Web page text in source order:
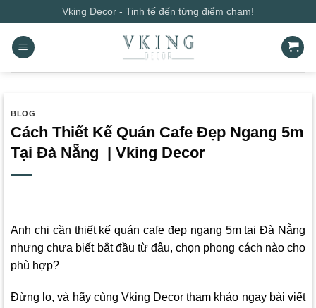
qua
nội
dung
Vking Decor - Tinh tế đến từng điểm chạm!
BLOG
Cách Thiết Kế Quán Cafe Đẹp Ngang 5m
Tại Đà Nẵng | Vking Decor
Anh chị cần thiết kế quán cafe đẹp ngang 5m tại Đà Nẵng
nhưng chưa biết bắt đầu từ đâu, chọn phong cách nào cho
phù hợp?
Đừng lo, và hãy cùng Vking Decor tham khảo ngay bài viết